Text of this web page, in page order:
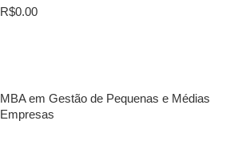
R$0.00
MBA em Gestão de Pequenas e Médias
Empresas